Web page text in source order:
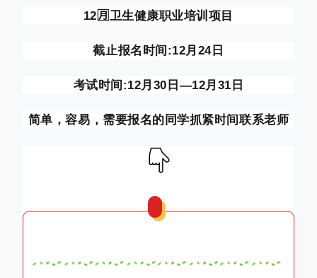
12🈷️卫生健康职业培训项目
截止报名时间:12月24日
考试时间:12月30日—12月31日
简单，容易，需要报名的同学抓紧时间联系老师